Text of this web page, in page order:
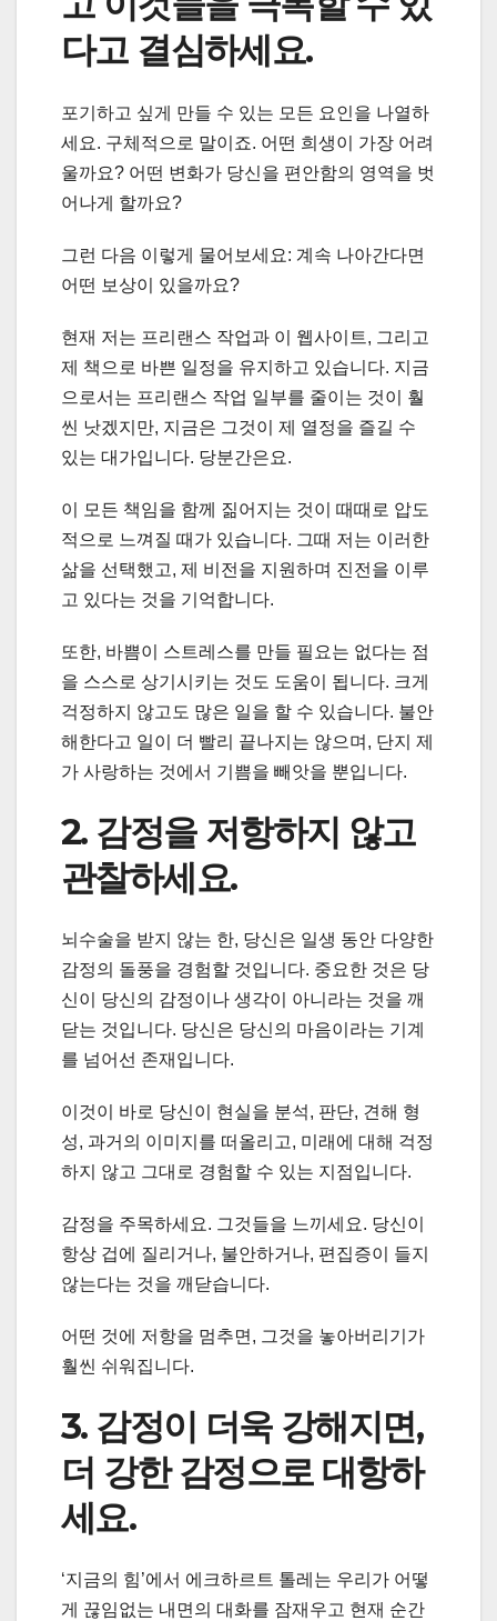
다고 결심하세요.
포기하고 싶게 만들 수 있는 모든 요인을 나열하
세요. 구체적으로 말이죠. 어떤 희생이 가장 어려
울까요? 어떤 변화가 당신을 편안함의 영역을 벗
어나게 할까요?
그런 다음 이렇게 물어보세요: 계속 나아간다면
어떤 보상이 있을까요?
현재 저는 프리랜스 작업과 이 웹사이트, 그리고
제 책으로 바쁜 일정을 유지하고 있습니다. 지금
으로서는 프리랜스 작업 일부를 줄이는 것이 훨
씬 낫겠지만, 지금은 그것이 제 열정을 즐길 수
있는 대가입니다. 당분간은요.
이 모든 책임을 함께 짊어지는 것이 때때로 압도
적으로 느껴질 때가 있습니다. 그때 저는 이러한
삶을 선택했고, 제 비전을 지원하며 진전을 이루
고 있다는 것을 기억합니다.
또한, 바쁨이 스트레스를 만들 필요는 없다는 점
을 스스로 상기시키는 것도 도움이 됩니다. 크게
걱정하지 않고도 많은 일을 할 수 있습니다. 불안
해한다고 일이 더 빨리 끝나지는 않으며, 단지 제
가 사랑하는 것에서 기쁨을 빼앗을 뿐입니다.
2. 감정을 저항하지 않고
관찰하세요.
뇌수술을 받지 않는 한, 당신은 일생 동안 다양한
감정의 돌풍을 경험할 것입니다. 중요한 것은 당
신이 당신의 감정이나 생각이 아니라는 것을 깨
닫는 것입니다. 당신은 당신의 마음이라는 기계
를 넘어선 존재입니다.
이것이 바로 당신이 현실을 분석, 판단, 견해 형
성, 과거의 이미지를 떠올리고, 미래에 대해 걱정
하지 않고 그대로 경험할 수 있는 지점입니다.
감정을 주목하세요. 그것들을 느끼세요. 당신이
항상 겁에 질리거나, 불안하거나, 편집증이 들지
않는다는 것을 깨닫습니다.
어떤 것에 저항을 멈추면, 그것을 놓아버리기가
훨씬 쉬워집니다.
3. 감정이 더욱 강해지면,
더 강한 감정으로 대항하
세요.
‘지금의 힘’에서 에크하르트 톨레는 우리가 어떻
게 끊임없는 내면의 대화를 잠재우고 현재 순간